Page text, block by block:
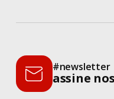
#newsletter
assine